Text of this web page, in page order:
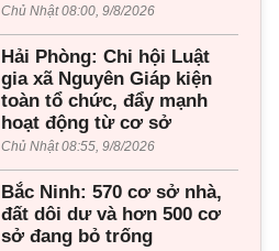
Chủ Nhật 08:00, 9/8/2026
Hải Phòng: Chi hội Luật
gia xã Nguyên Giáp kiện
toàn tổ chức, đẩy mạnh
hoạt động từ cơ sở
Chủ Nhật 08:55, 9/8/2026
Bắc Ninh: 570 cơ sở nhà,
đất dôi dư và hơn 500 cơ
sở đang bỏ trống